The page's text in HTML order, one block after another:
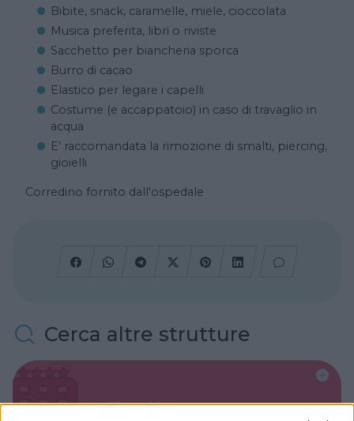
Bibite, snack, caramelle, miele, cioccolata
Musica preferita, libri o riviste
Sacchetto per biancheria sporca
Burro di cacao
Elastico per legare i capelli
Costume (e accappatoio) in caso di travaglio in
acqua
E’ raccomandata la rimozione di smalti, piercing,
gioielli
Corredino fornito dall'ospedale
Cerca altre strutture
Alberghi